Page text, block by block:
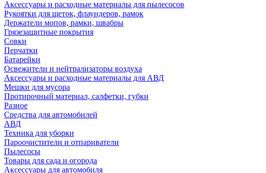
Аксессуары и расходные материалы для пылесосов
Рукоятки для щеток, флаундеров, рамок
Держатели мопов, рамки, швабры
Грязезащитные покрытия
Совки
Перчатки
Батарейки
Освежители и нейтрализаторы воздуха
Аксессуары и расходные материалы для АВД
Мешки для мусора
Протирочный материал, салфетки, губки
Разное
Средства для автомобилей
АВД
Техника для уборки
Пароочистители и отпариватели
Пылесосы
Товары для сада и огорода
Аксессуары для автомобиля